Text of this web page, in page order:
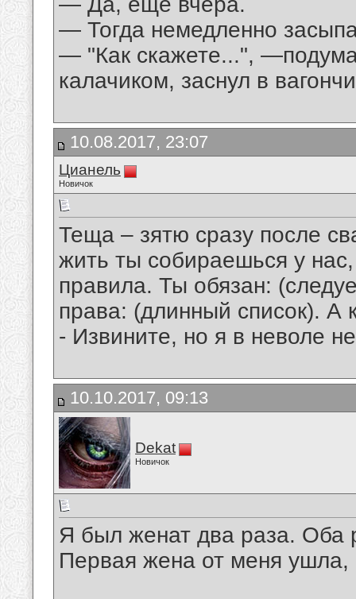
— Тогда немедленно
— "Как скажете...",
калачиком, заснул в
10.08.2017, 23:07
Цианель
Новичок
Теща – зятю сразу после
жить ты собираешься у
правила. Ты обязан:
права: (длинный список). А
- Извините, но я в неволе
10.10.2017, 09:13
Dekat
Новичок
Я был женат два раза. Оба
Первая жена от меня ушла,